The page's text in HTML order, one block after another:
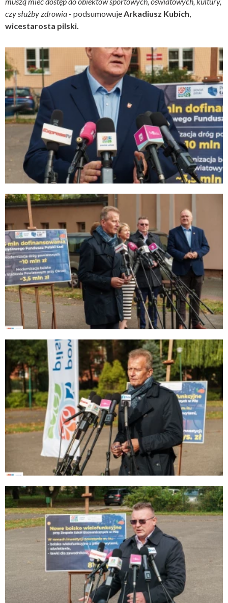
czy służby zdrowia - podsumowujeArkadiusz Kubich,
wicestarosta pilski.